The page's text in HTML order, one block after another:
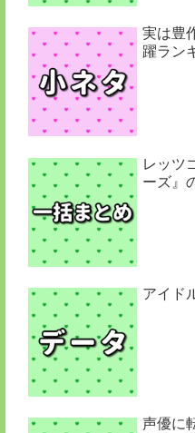
実は豊
躍ラン
レッツ
ーズ』
アイド
声優に